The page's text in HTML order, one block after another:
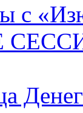
с